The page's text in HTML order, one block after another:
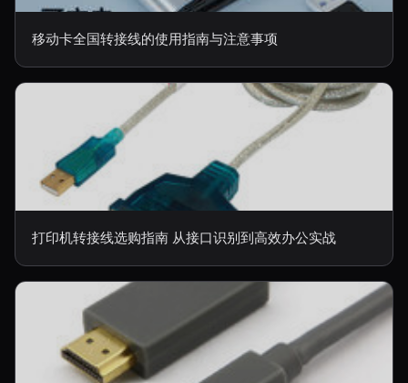
移动卡全国转接线的使用指南与注意事项
打印机转接线选购指南 从接口识别到高效办公实战